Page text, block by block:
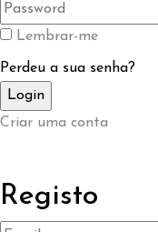
Lembrar-me
Perdeu a sua senha?
Criar uma conta
Registo